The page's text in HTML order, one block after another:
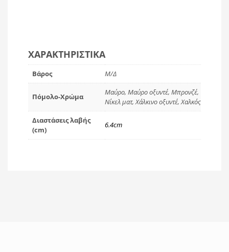
ΧΑΡΑΚΤΗΡΙΣΤΙΚΆ
Βάρος Μ/Δ
Πόμολο-Χρώμα
Μαύρο, Μαύρο οξυντέ, Μπρονζέ,
Νίκελ ματ, Χάλκινο οξυντέ, Χαλκός
Διαστάσεις λαβής
(cm)
6.4cm